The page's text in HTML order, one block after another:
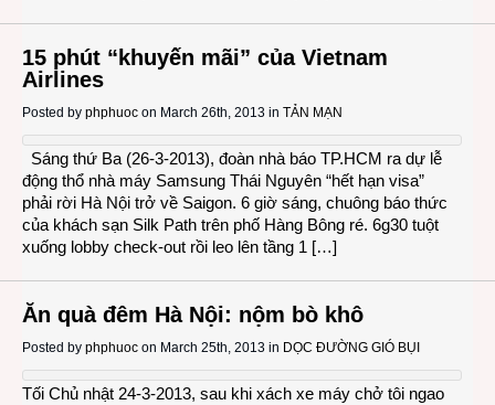
15 phút “khuyến mãi” của Vietnam
Airlines
Posted by phphuoc on March 26th, 2013 in TẢN MẠN
Sáng thứ Ba (26-3-2013), đoàn nhà báo TP.HCM ra dự lễ
động thổ nhà máy Samsung Thái Nguyên “hết hạn visa”
phải rời Hà Nội trở về Saigon. 6 giờ sáng, chuông báo thức
của khách sạn Silk Path trên phố Hàng Bông ré. 6g30 tuột
xuống lobby check-out rồi leo lên tầng 1 […]
Ăn quà đêm Hà Nội: nộm bò khô
Posted by phphuoc on March 25th, 2013 in DỌC ĐƯỜNG GIÓ BỤI
Tối Chủ nhật 24-3-2013, sau khi xách xe máy chở tôi ngao